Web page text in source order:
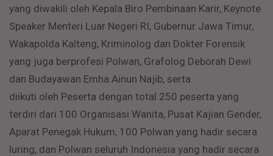
yang diwakili oleh Kepala Biro Pembinaan Karir, Keynote
Speaker Menteri Luar Negeri RI, Gubernur Jawa Timur,
Wakapolda Kalteng, Kriminolog dan Dokter Forensik
yang juga berprofesi Polwan, Grafolog Deborah Dewi
dan Budayawan Emha Ainun Najib, serta
diikuti oleh Peserta dengan total 250 peserta yang
terdiri dari 100 Organisasi Wanita, Pusat Kajian Gender,
Aparat Penegak Hukum, 100 Polwan yang hadir secara
luring, dan Polwan seluruh Indonesia yang hadir secara